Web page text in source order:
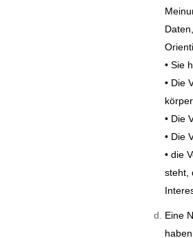
• Sie
• Die
• Die
• Die
• die
steht,
Eine